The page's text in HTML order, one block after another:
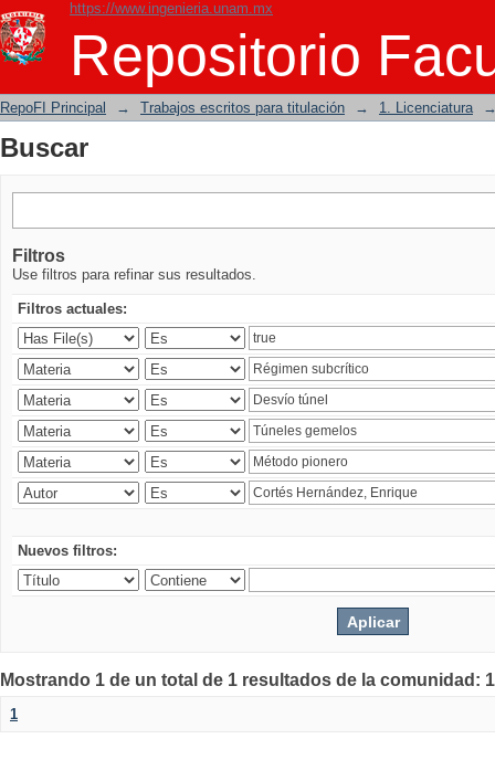
https://www.ingenieria.unam.mx
Repositorio
Buscar
RepoFI Principal → Trabajos escritos para titulación → 1. Licenciatura
Buscar
Filtros
Use filtros para refinar sus resultados.
Filtros actuales:
Nuevos filtros:
Mostrando 1 de un total de 1 resultados de la comunidad:
1